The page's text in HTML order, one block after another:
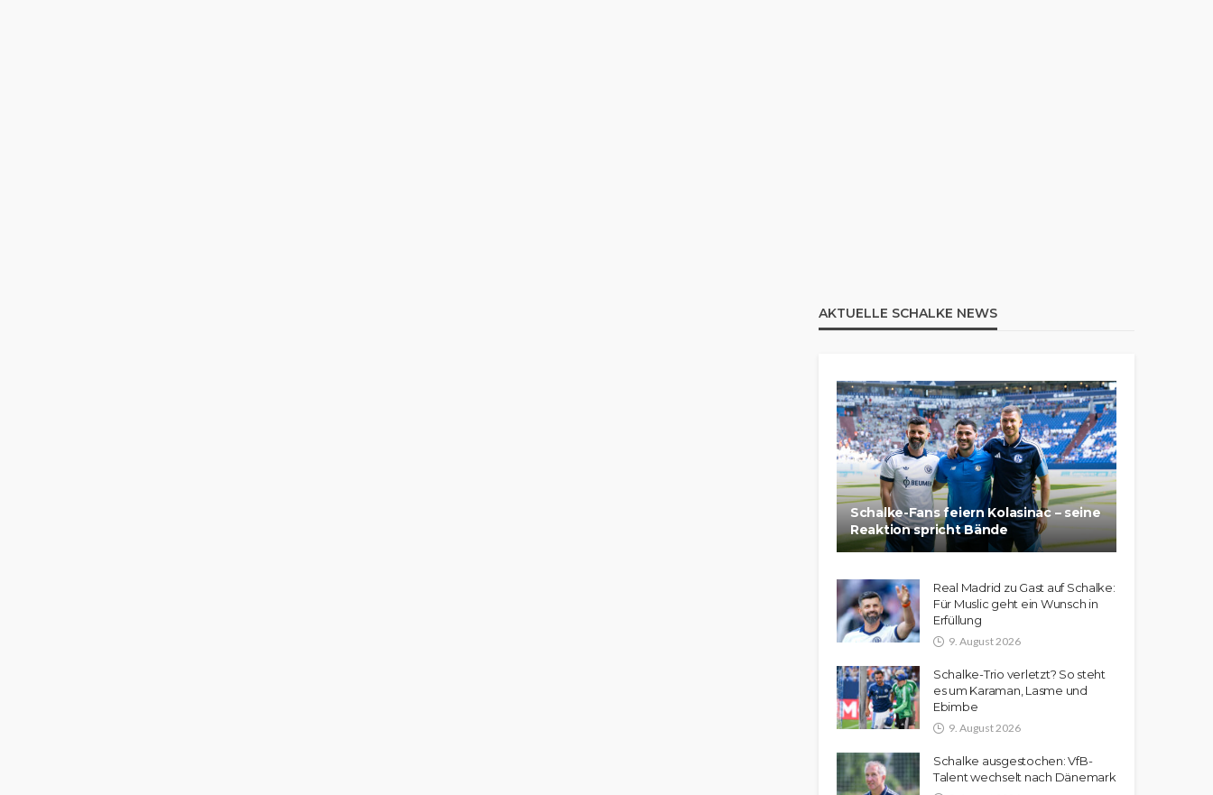
AKTUELLE SCHALKE NEWS
Schalke-Fans feiern Kolasinac – seine
Reaktion spricht Bände
Real Madrid zu Gast auf Schalke:
Für Muslic geht ein Wunsch in
Erfüllung
9. August 2026
Schalke-Trio verletzt? So steht
es um Karaman, Lasme und
Ebimbe
9. August 2026
Schalke ausgestochen: VfB-
Talent wechselt nach Dänemark